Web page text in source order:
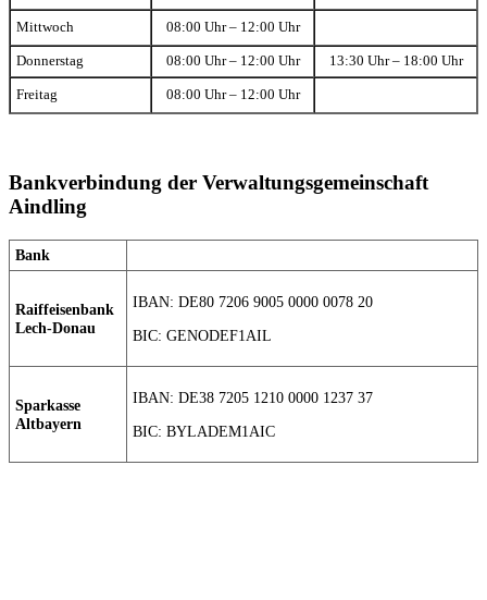
Mittwoch 08:00 Uhr – 12:00 Uhr
Donnerstag 08:00 Uhr – 12:00 Uhr 13:30 Uhr – 18:00 Uhr
Freitag 08:00 Uhr – 12:00 Uhr
Bankverbindung der Verwaltungsgemeinschaft
Aindling
Bank
Raiffeisenbank
Lech-Donau
IBAN: DE80 7206 9005 0000 0078 20
BIC: GENODEF1AIL
Sparkasse
Altbayern
IBAN: DE38 7205 1210 0000 1237 37
BIC: BYLADEM1AIC